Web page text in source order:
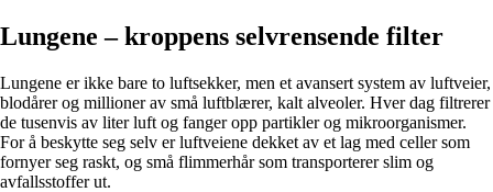
Lungene – kroppens selvrensende filter
Lungene er ikke bare to luftsekker, men et avansert system av luftveier,
blodårer og millioner av små luftblærer, kalt alveoler. Hver dag filtrerer
de tusenvis av liter luft og fanger opp partikler og mikroorganismer.
For å beskytte seg selv er luftveiene dekket av et lag med celler som
fornyer seg raskt, og små flimmerhår som transporterer slim og
avfallsstoffer ut.